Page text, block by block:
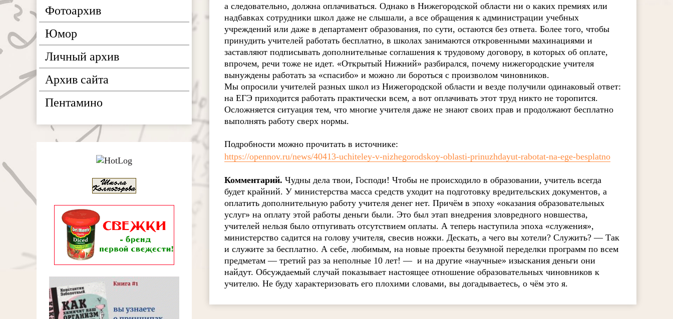
а следовательно, должна оплачиваться. Однако в Нижегородской области ни о каких премиях или
надбавках сотрудники школ даже не слышали, а все обращения к администрации учебных
учреждений или даже в департамент образования, по сути, остаются без ответа. Более того, чтобы
принудить учителей работать бесплатно, в школах занимаются откровенными махинациями и
заставляют подписывать дополнительные соглашения к трудовому договору, в которых об оплате,
впрочем, речи тоже не идет. «Открытый Нижний» разбирался, почему нижегородские учителя
вынуждены работать за «спасибо» и можно ли бороться с произволом чиновников.
Мы опросили учителей разных школ из Нижегородской области и везде получили одинаковый ответ:
на ЕГЭ приходится работать практически всем, а вот оплачивать этот труд никто не торопится.
Осложняется ситуация тем, что многие учителя даже не знают своих прав и продолжают бесплатно
выполнять работу сверх нормы.
Подробности можно прочитать в источнике:
https://opennov.ru/news/40413-uchiteley-v-nizhegorodskoy-oblasti-prinuzhdayut-rabotat-na-ege-besplatno
Комментарий.Чудны дела твои, Господи! Чтобы не происходило в образовании, учитель всегда
будет крайний. У министерства масса средств уходит на подготовку вредительских документов, а
оплатить дополнительную работу учителя денег нет. Причём в эпоху «оказания образовательных
услуг» на оплату этой работы деньги были. Это был этап внедрения зловредного новшества,
учителей нельзя было отпугивать отсутствием оплаты. А теперь наступила эпоха «служения»,
министерство садится на голову учителя, свесив ножки. Дескать, а чего вы хотели? Служить? — Так
и служите за бесплатно. А себе, любимым, на новые проекты безумной переделки программ по всем
предметам — третий раз за неполные 10 лет! — и на другие «научные» изыскания деньги они
найдут. Обсуждаемый случай показывает настоящее отношение образовательных чиновников к
учителю. Не буду характеризовать его плохими словами, вы догадываетесь, о чём это я.
Фотоархив
Юмор
Личный архив
Архив сайта
Пентамино